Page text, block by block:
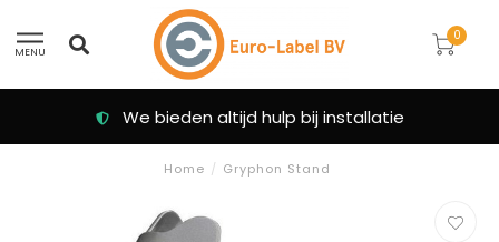
MENU
0
We bieden altijd hulp bij installatie
Home / Gryphon Stand